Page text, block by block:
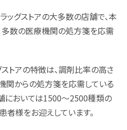
ッグストアの大多数の店舗で、本
数の医療機関の処方箋を応需
トアの特徴は、調剤比率の高さ
関からの処方箋を応需している
においては1500～2500種類の
者様をお迎えしています。